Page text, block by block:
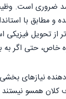
ضروری است.
و مطابق با
از تحویل
حتی اگر به
نیازهای
کلان همسو